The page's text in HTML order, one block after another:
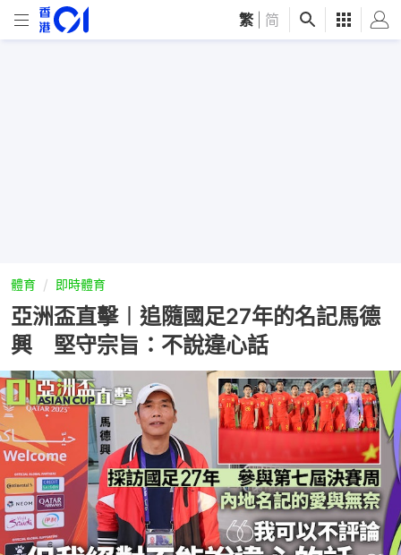
繁 简
體育 即時體育
亞洲盃直擊︱追隨國足27年的名記馬德
興 堅守宗旨：不說違心話